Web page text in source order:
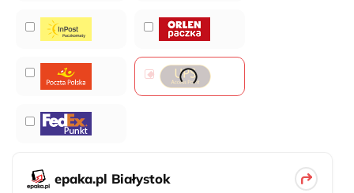
epaka.pl Białystok